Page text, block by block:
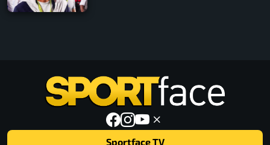
Sportface TV